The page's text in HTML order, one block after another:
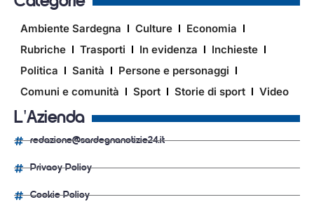
Ambiente Sardegna Culture
Economia
Rubriche
Trasporti In evidenza
Inchieste
Politica
Sanità
Persone e personaggi
Comuni e comunità
Sport Storie di sport Video
L'Azienda
redazione@sardegnanotizie24.it
Privacy Policy
Cookie Policy